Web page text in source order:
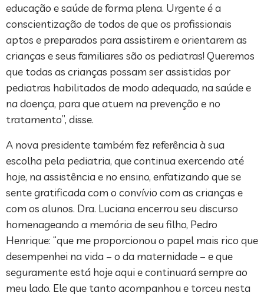
educação e saúde de forma plena. Urgente é a
conscientização de todos de que os profissionais
aptos e preparados para assistirem e orientarem as
crianças e seus familiares são os pediatras! Queremos
que todas as crianças possam ser assistidas por
pediatras habilitados de modo adequado, na saúde e
na doença, para que atuem na prevenção e no
tratamento”, disse.
A nova presidente também fez referência à sua
escolha pela pediatria, que continua exercendo até
hoje, na assistência e no ensino, enfatizando que se
sente gratificada com o convívio com as crianças e
com os alunos. Dra. Luciana encerrou seu discurso
homenageando a memória de seu filho, Pedro
Henrique: “que me proporcionou o papel mais rico que
desempenhei na vida – o da maternidade – e que
seguramente está hoje aqui e continuará sempre ao
meu lado. Ele que tanto acompanhou e torceu nesta